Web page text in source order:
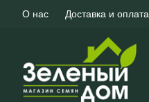
О нас Доставка и оплата